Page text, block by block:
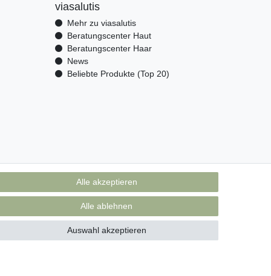
viasalutis
Mehr zu viasalutis
Beratungscenter Haut
Beratungscenter Haar
News
Beliebte Produkte (Top 20)
Alle akzeptieren
Alle ablehnen
Auswahl akzeptieren